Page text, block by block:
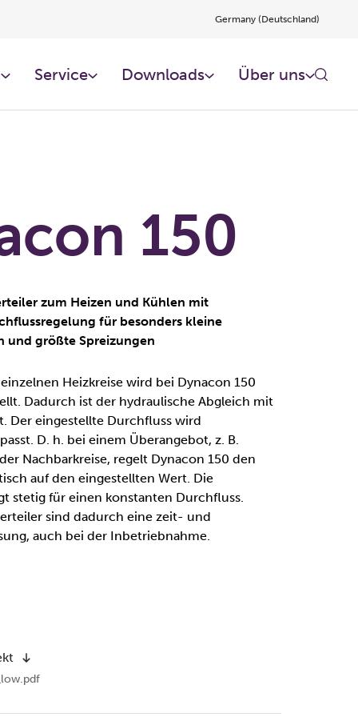
Germany (Deutschland)
Service Downloads Über uns
150
zum Heizen und Kühlen mit
für besonders kleine
und größte Spreizungen
Heizkreise wird bei Dynacon 150
Dadurch ist der hydraulische Abgleich mit
Der eingestellte Durchfluss wird
D. h. bei einem Überangebot, z. B.
Nachbarkreise, regelt Dynacon 150 den
auf den eingestellten Wert. Die
stetig für einen konstanten Durchfluss.
sind dadurch eine zeit- und
auch bei der Inbetriebnahme.